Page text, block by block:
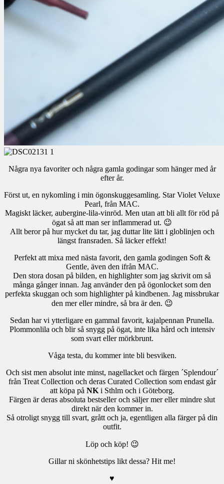
Några nya favoriter och några gamla godingar som hänger med år
efter år.
Först ut, en nykomling i min ögonskuggesamling. Star Violet Veluxe
Pearl, från MAC.
Magiskt läcker, aubergine-lila-vinröd. Men utan att bli allt för röd på
ögat så att man ser inflammerad ut. 😉
Allt beror på hur mycket du tar, jag duttar lite lätt i globlinjen och
längst fransraden. Så läcker effekt!
Perfekt att mixa med nästa favorit, den gamla godingen Soft &
Gentle, även den ifrån MAC.
Den stora dosan på bilden, en highlighter som jag skrivit om så
många gånger innan. Jag använder den på ögonlocket som den
perfekta skuggan och som highlighter på kindbenen. Jag missbrukar
den mer eller mindre, så bra är den. 😉
Sedan har vi ytterligare en gammal favorit, kajalpennan Prunella.
Plommonlila och blir så snygg på ögat, inte lika hård och intensiv
som svart eller mörkbrunt.
Våga testa, du kommer inte bli besviken.
Och sist men absolut inte minst, nagellacket och färgen ´Splendour´
från Treat Collection och deras Curated Collection som endast går
att köpa på NKi Sthlm och i Göteborg.
Färgen är deras absoluta bestseller och säljer mer eller mindre slut
direkt när den kommer in.
Så otroligt snygg till svart, grått och ja, egentligen alla färger på din
outfit.
Löp och köp! 😉
Gillar ni skönhetstips likt dessa? Hit me!
♥